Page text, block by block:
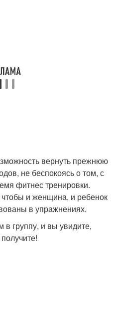
вернуть прежнюю
не беспокоясь о том, с
фитнес тренировки.
и женщина, и ребенок
в упражнениях.
в группу, и вы увидите,